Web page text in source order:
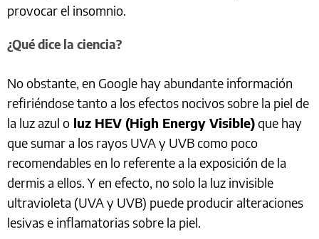
provocar el insomnio.
¿Qué dice la ciencia?
No obstante, en Google hay abundante información
refiriéndose tanto a los efectos nocivos sobre la piel de
la luz azul o luz HEV (High Energy Visible)que hay
que sumar a los rayos UVA y UVB como poco
recomendables en lo referente a la exposición de la
dermis a ellos. Y en efecto, no solo la luz invisible
ultravioleta (UVA y UVB) puede producir alteraciones
lesivas e inflamatorias sobre la piel.